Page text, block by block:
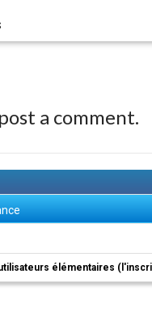
a comment.
élémentaires